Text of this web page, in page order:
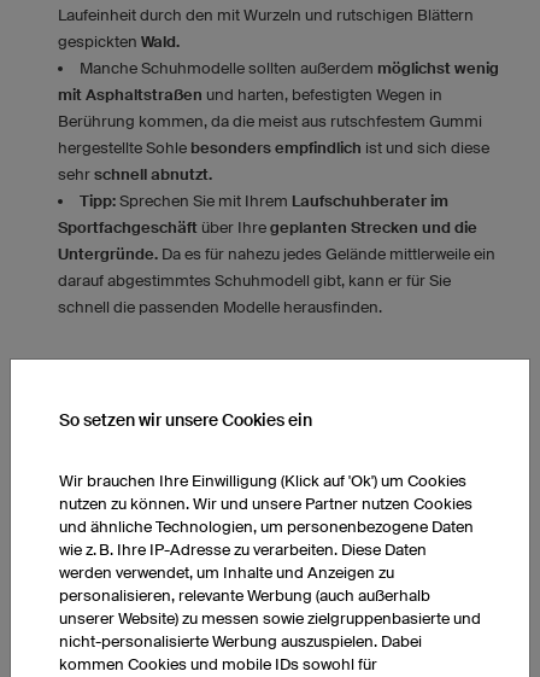
Laufeinheit durch den mit Wurzeln und rutschigen Blättern
gespickten Wald.
Manche Schuhmodelle sollten außerdem möglichst wenig
mit Asphaltstraßen und harten, befestigten Wegen in
Berührung kommen, da die meist aus rutschfestem Gummi
hergestellte Sohle besonders empfindlich ist und sich diese
sehr schnell abnutzt.
Tipp: Sprechen Sie mit Ihrem Laufschuhberater im
Sportfachgeschäft über Ihre geplanten Strecken und die
Untergründe. Da es für nahezu jedes Gelände mittlerweile ein
darauf abgestimmtes Schuhmodell gibt, kann er für Sie
schnell die passenden Modelle herausfinden.
So setzen wir unsere Cookies ein
Wir brauchen Ihre Einwilligung (Klick auf 'Ok') um Cookies
nutzen zu können. Wir und unsere Partner nutzen Cookies
und ähnliche Technologien, um personenbezogene Daten
wie z. B. Ihre IP-Adresse zu verarbeiten. Diese Daten
werden verwendet, um Inhalte und Anzeigen zu
personalisieren, relevante Werbung (auch außerhalb
unserer Website) zu messen sowie zielgruppenbasierte und
nicht-personalisierte Werbung auszuspielen. Dabei
kommen Cookies und mobile IDs sowohl für